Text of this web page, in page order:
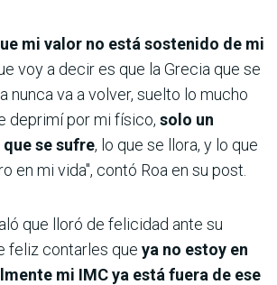
mi valor no está sostenido de mi
voy a decir es que la Grecia que se
nunca va a volver, suelto lo mucho
deprimí por mi físico, solo un
se sufre, lo que se llora, y lo que
en mi vida", contó Roa en su post.
que lloró de felicidad ante su
feliz contarles que ya no estoy en
mi IMC ya está fuera de ese